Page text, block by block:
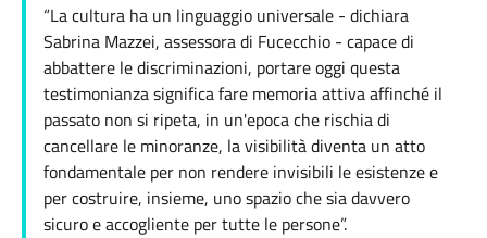
“La cultura ha un linguaggio universale - dichiara
Sabrina Mazzei, assessora di Fucecchio - capace di
abbattere le discriminazioni, portare oggi questa
testimonianza significa fare memoria attiva affinché il
passato non si ripeta, in un'epoca che rischia di
cancellare le minoranze, la visibilità diventa un atto
fondamentale per non rendere invisibili le esistenze e
per costruire, insieme, uno spazio che sia davvero
sicuro e accogliente per tutte le persone”.